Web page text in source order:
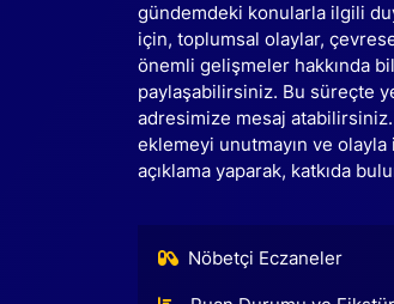
gündemdeki konularla ilgili
için, toplumsal olaylar,
önemli gelişmeler hakkında
paylaşabilirsiniz. Bu süreçte
adresimize mesaj
eklemeyi unutmayın ve olayla
açıklama yaparak, katkıda
Nöbetçi Eczaneler